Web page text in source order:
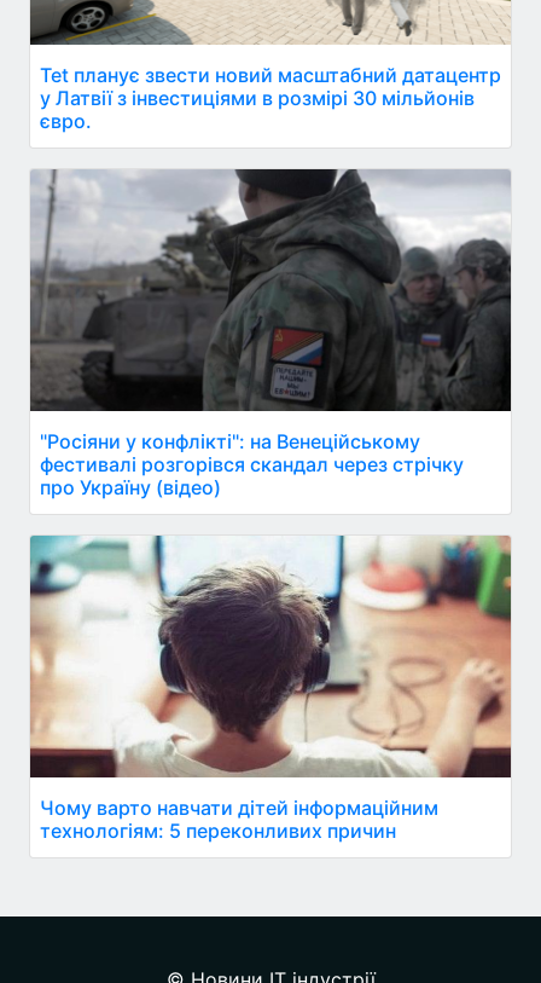
Tet планує звести новий масштабний датацентр
у Латвії з інвестиціями в розмірі 30 мільйонів
євро.
"Росіяни у конфлікті": на Венеційському
фестивалі розгорівся скандал через стрічку
про Україну (відео)
Чому варто навчати дітей інформаційним
технологіям: 5 переконливих причин